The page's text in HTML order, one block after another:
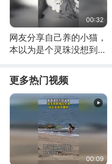
00:32
网友分享自己养的小猫，
本以为是个灵珠没想到是
更多热门视频
00:09